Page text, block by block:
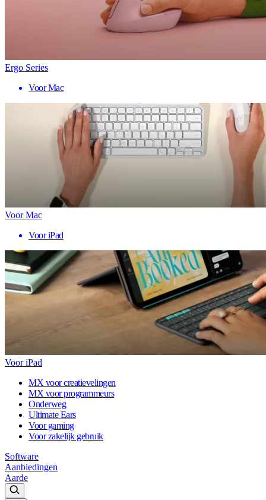
Ergo Series
Voor Mac
Voor Mac
Voor iPad
Voor iPad
MX voor creatievelingen
MX voor programmeurs
Onderweg
Ultimate Ears
Voor gaming
Voor zakelijk gebruik
Software
Aanbiedingen
Aarde